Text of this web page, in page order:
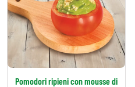
Pomodori ripieni con mousse di